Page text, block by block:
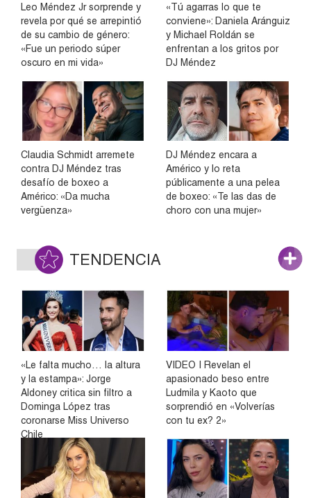
Leo Méndez Jr sorprende y
revela por qué se arrepintió
de su cambio de género:
«Fue un periodo súper
oscuro en mi vida»
«Tú agarras lo que te
conviene»: Daniela Aránguiz
y Michael Roldán se
enfrentan a los gritos por
DJ Méndez
Claudia Schmidt arremete
contra DJ Méndez tras
desafío de boxeo a
Américo: «Da mucha
vergüenza»
DJ Méndez encara a
Américo y lo reta
públicamente a una pelea
de boxeo: «Te las das de
choro con una mujer»
TENDENCIA
«Le falta mucho… la altura
y la estampa»: Jorge
Aldoney critica sin filtro a
Dominga López tras
coronarse Miss Universo
Chile
VIDEO | Revelan el
apasionado beso entre
Ludmila y Kaoto que
sorprendió en «Volverías
con tu ex? 2»